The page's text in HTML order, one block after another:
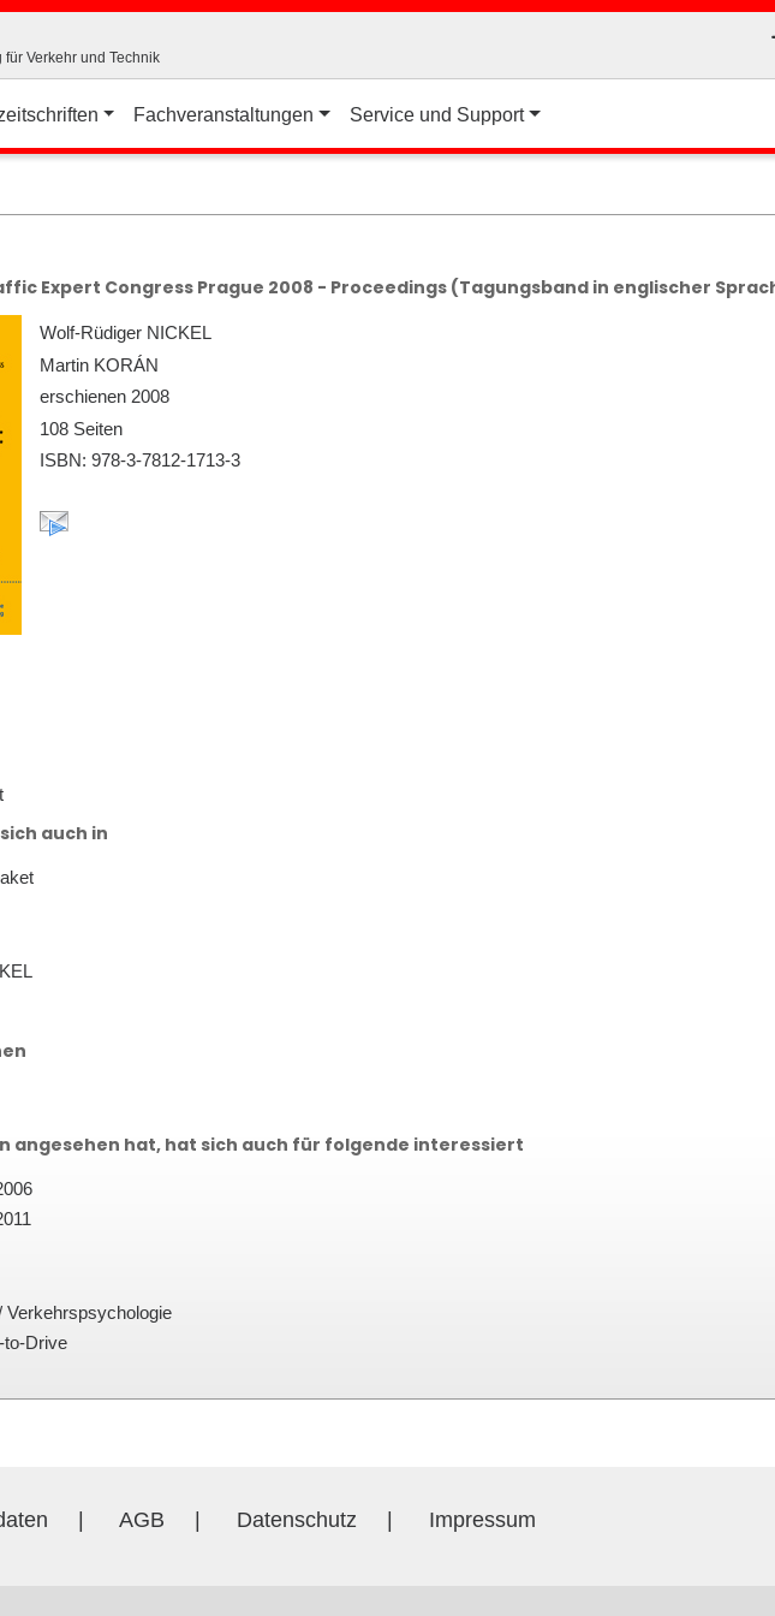
für Verkehr und Technik
Fachveranstaltungen Service und Support
Expert Congress Prague 2008 - Proceedings (Tagungsband in englischer
Wolf-Rüdiger NICKEL
Martin KORÁN
erschienen 2008
108 Seiten
ISBN: 978-3-7812-1713-3
auch in
angesehen hat, hat sich auch für folgende interessiert
Verkehrspsychologie
to-Drive
AGB Datenschutz Impressum